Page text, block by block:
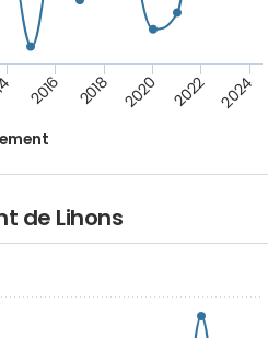
2016 2018 2020 2022 2024
de Lihons